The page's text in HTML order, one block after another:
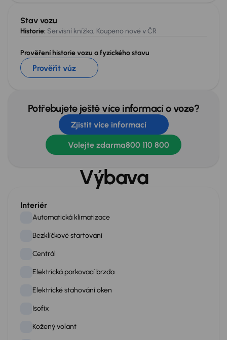
Stav vozu
Historie: Servisní knížka, Koupeno nové v ČR
Prověření historie vozu a fyzického stavu
Prověřit vůz
Potřebujete ještě více informací o voze?
Zjistit více informací
Volejte zdarma800 110 800
Výbava
Interiér
Automatická klimatizace
Bezklíčkové startování
Centrál
Elektrická parkovací brzda
Elektrické stahování oken
Isofix
Kožený volant